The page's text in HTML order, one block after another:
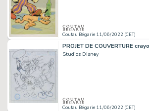
Coutau Bégarie 11/06/2022 (CET)
Studios Disney
Coutau Bégarie 11/06/2022 (CET)